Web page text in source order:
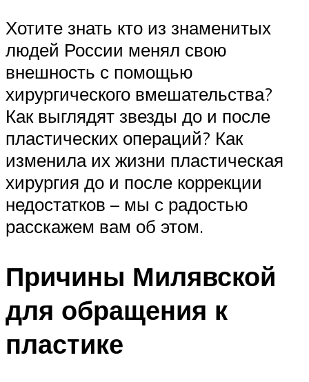
Хотите знать кто из знаменитых
людей России менял свою
внешность с помощью
хирургического вмешательства?
Как выглядят звезды до и после
пластических операций? Как
изменила их жизни пластическая
хирургия до и после коррекции
недостатков – мы с радостью
расскажем вам об этом.
Причины Милявской
для обращения к
пластике